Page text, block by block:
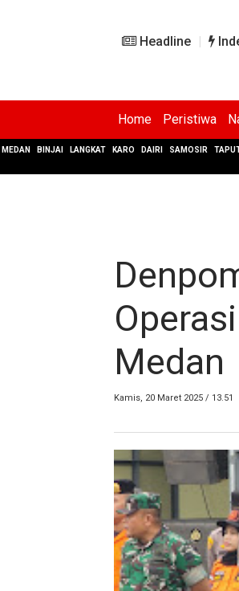
Headline
Home Peristiwa
MEDAN BINJAI LANGKAT KARO DAIRI SAMOSIR
Medan
Kamis, 20 Maret 2025 / 13.51